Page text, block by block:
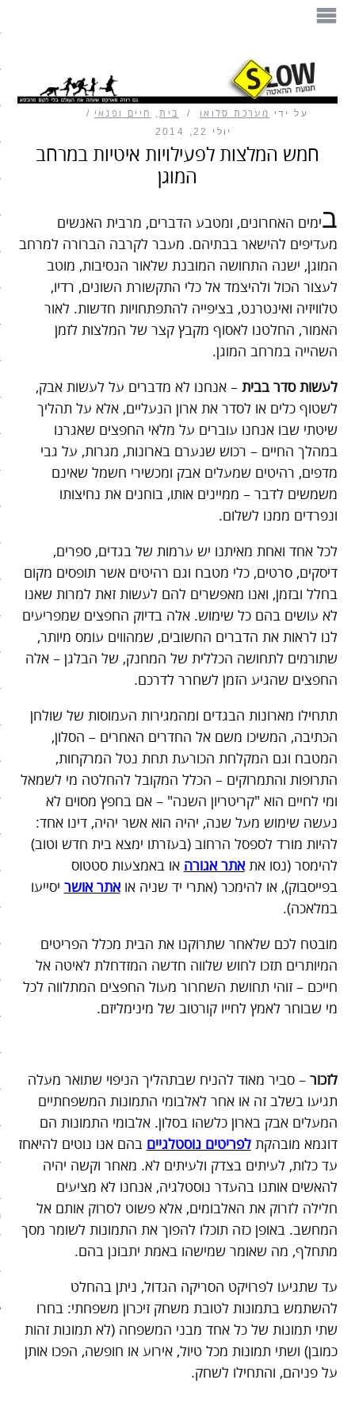
תנועת ההאטה
בית
עבודה
חיים ופנאי
תיירות
קהילה
כלכלה
פוליטיקה
101 דרכים להאט את החיים
צעדים ראשונים בסלואו פוד
המינימליסטים
סיפורי האטה
כלכלה אנושית
קיצור תולדות הזמן
קמפיינים
שני בשרי
פוסטים מומלצים
אודות
אודות האתר
ספרים מומלצים – רשימה
ספרים מומלצים – רשימה שניה
צור קשר
על ידי מערכת סלואו בית, חיים ופנאי
יולי 22, 2014
חמש המלצות לפעילויות איטיות במרחב
המוגן
בימים האחרונים, ומטבע הדברים, מרבית האנשים
מעדיפים להישאר בבתיהם. מעבר לקרבה הברורה למרחב
המוגן, ישנה התחושה המובנת שלאור הנסיבות, מוטב
לעצור הכול ולהיצמד אל כלי התקשורת השונים, רדיו,
טלוויזיה ואינטרנט, בציפייה להתפתחויות חדשות. לאור
האמור, החלטנו לאסוף מקבץ קצר של המלצות לזמן
השהייה במרחב המוגן.
לעשות סדר בבית – אנחנו לא מדברים על לעשות אבק,
לשטוף כלים או לסדר את ארון הנעליים, אלא על תהליך
שיטתי שבו אנחנו עוברים על מלאי החפצים שאגרנו
במהלך החיים – רכוש שנערם בארונות, מגרות, על גבי
מדפים, רהיטים שמעלים אבק ומכשירי חשמל שאינם
משמשים לדבר – ממיינים אותו, בוחנים את נחיצותו
ונפרדים ממנו לשלום.
לכל אחד ואחת מאיתנו יש ערמות של בגדים, ספרים,
דיסקים, סרטים, כלי מטבח וגם רהיטים אשר תופסים מקום
בחלל ובזמן, ואנו מאפשרים להם לעשות זאת למרות שאנו
לא עושים בהם כל שימוש. אלה בדיוק החפצים שמפריעים
לנו לראות את הדברים החשובים, שמהווים עומס מיותר,
שתורמים לתחושה הכללית של המחנק, של הבלגן – אלה
החפצים שהגיע הזמן לשחרר לדרכם.
תתחילו מארונות הבגדים ומהמגירות העמוסות של שולחן
הכתיבה, המשיכו משם אל החדרים האחרים – הסלון,
המטבח וגם המקלחת הכורעת תחת נטל המרקחות,
התרופות והתמרוקים – הכלל המקובל להחלטה מי לשמאל
ומי לחיים הוא "קריטריון השנה" – אם בחפץ מסוים לא
נעשה שימוש מעל שנה, יהיה הוא אשר יהיה, דינו אחד:
להיות מורד לספסל הרחוב (בעזרתו ימצא בית חדש וטוב)
להימסר (נסו אתאתר אגורה או באמצעות סטטוס
בפייסבוק), או להימכר (אתרי יד שניה אואתר אושר יסייעו
במלאכה).
מובטח לכם שלאחר שתרוקנו את הבית מכלל הפריטים
המיותרים תזכו לחוש שלווה חדשה המזדחלת לאיטה אל
חייכם – זוהי תחושת השחרור מעול החפצים המתלווה לכל
מי שבוחר לאמץ לחייו קורטוב של מינימליזם.
לזכור – סביר מאוד להניח שבתהליך הניפוי שתואר מעלה
תגיעו בשלב זה או אחר לאלבומי התמונות המשפחתיים
המעלים אבק בארון כלשהו בסלון. אלבומי התמונות הם
דוגמא מובהקתלפריטים נוסטלגיים בהם אנו נוטים להיאחז
עד כלות, לעיתים בצדק ולעיתים לא. מאחר וקשה יהיה
להאשים אותנו בהעדר נוסטלגיה, אנחנו לא מציעים
חלילה לזרוק את האלבומים, אלא פשוט לסרוק אותם אל
המחשב. באופן כזה תוכלו להפוך את התמונות לשומר מסך
מתחלף, מה שאומר שמישהו באמת יתבונן בהם.
עד שתגיעו לפרויקט הסריקה הגדול, ניתן בהחלט
להשתמש בתמונות לטובת משחק זיכרון משפחתי: בחרו
שתי תמונות של כל אחד מבני המשפחה (לא תמונות זהות
כמובן) ושתי תמונות מכל טיול, אירוע או חופשה, הפכו אותן
על פניהם, והתחילו לשחק.